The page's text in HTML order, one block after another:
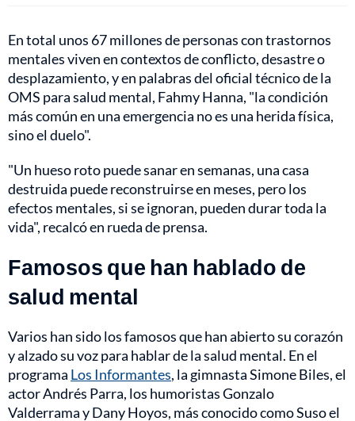
En total unos 67 millones de personas con trastornos
mentales viven en contextos de conflicto, desastre o
desplazamiento, y en palabras del oficial técnico de la
OMS para salud mental, Fahmy Hanna, "la condición
más común en una emergencia no es una herida física,
sino el duelo".
"Un hueso roto puede sanar en semanas, una casa
destruida puede reconstruirse en meses, pero los
efectos mentales, si se ignoran, pueden durar toda la
vida", recalcó en rueda de prensa.
Famosos que han hablado de
salud mental
Varios han sido los famosos que han abierto su corazón
y alzado su voz para hablar de la salud mental. En el
programa Los Informantes, la gimnasta Simone Biles, el
actor Andrés Parra, los humoristas Gonzalo
Valderrama y Dany Hoyos, más conocido como Suso el